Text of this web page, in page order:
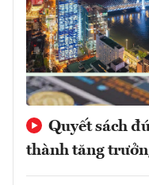
Quyết sách
thành tăng